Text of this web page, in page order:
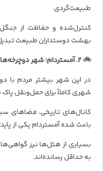
طبیعت‌گردی
کنترل‌شده و حفاظت از
بهشت دوستداران طبیعت
🚲 ۲. آمستردام؛ شهر دوچرخه‌ها
در این شهر بیشتر مردم با
شهری کاملاً برای حمل‌ونقل
کانال‌های تاریخی،
باعث شده آمستردام یکی از
بسیاری از هتل‌ها نیز
به حداقل رسانده‌اند.